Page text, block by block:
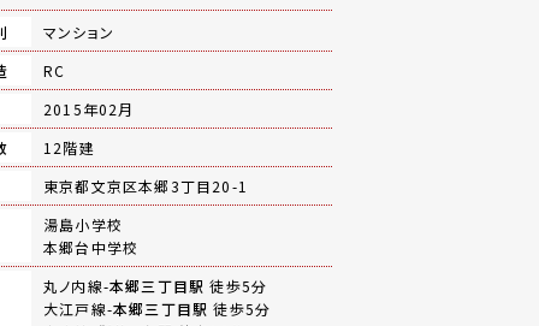
マンション
RC
2015年02月
12階建
東京都文京区本郷3丁目20-1
湯島小学校
本郷台中学校
丸ノ内線-本郷三丁目駅 徒歩5分
大江戸線-本郷三丁目駅 徒歩5分